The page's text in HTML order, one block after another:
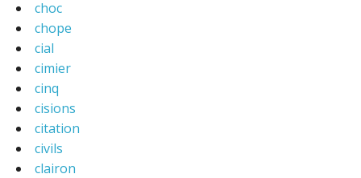
choc
chope
cial
cimier
cinq
cisions
citation
civils
clairon